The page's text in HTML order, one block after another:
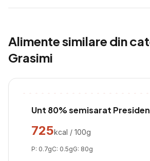
Alimente similare din
Grasimi
Unt 80% semisarat
725kcal / 100g
P: 0.7gC: 0.5gG: 80g